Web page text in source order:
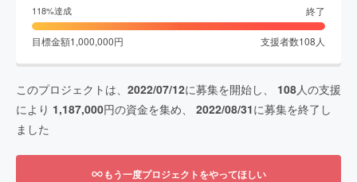
118%達成 終了
目標金額1,000,000円 支援者数108 人
このプロジェクトは、 2022/07/12に募集を開始し、 108人の支援
により 1,187,000円の資金を集め、 2022/08/31に募集を終了し
ました
もう一度プロジェクトをやってほしい